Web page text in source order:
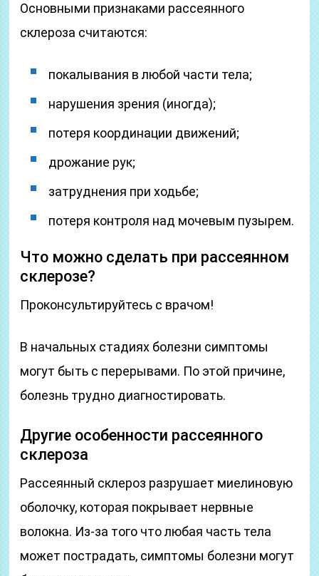
Основными признаками рассеянного
склероза считаются:
покалывания в любой части тела;
нарушения зрения (иногда);
потеря координации движений;
дрожание рук;
затруднения при ходьбе;
потеря контроля над мочевым пузырем.
Что можно сделать при рассеянном
склерозе?
Проконсультируйтесь с врачом!
В начальных стадиях болезни симптомы
могут быть с перерывами. По этой причине,
болезнь трудно диагностировать.
Другие особенности рассеянного
склероза
Рассеянный склероз разрушает миелиновую
оболочку, которая покрывает нервные
волокна. Из-за того что любая часть тела
может пострадать, симптомы болезни могут